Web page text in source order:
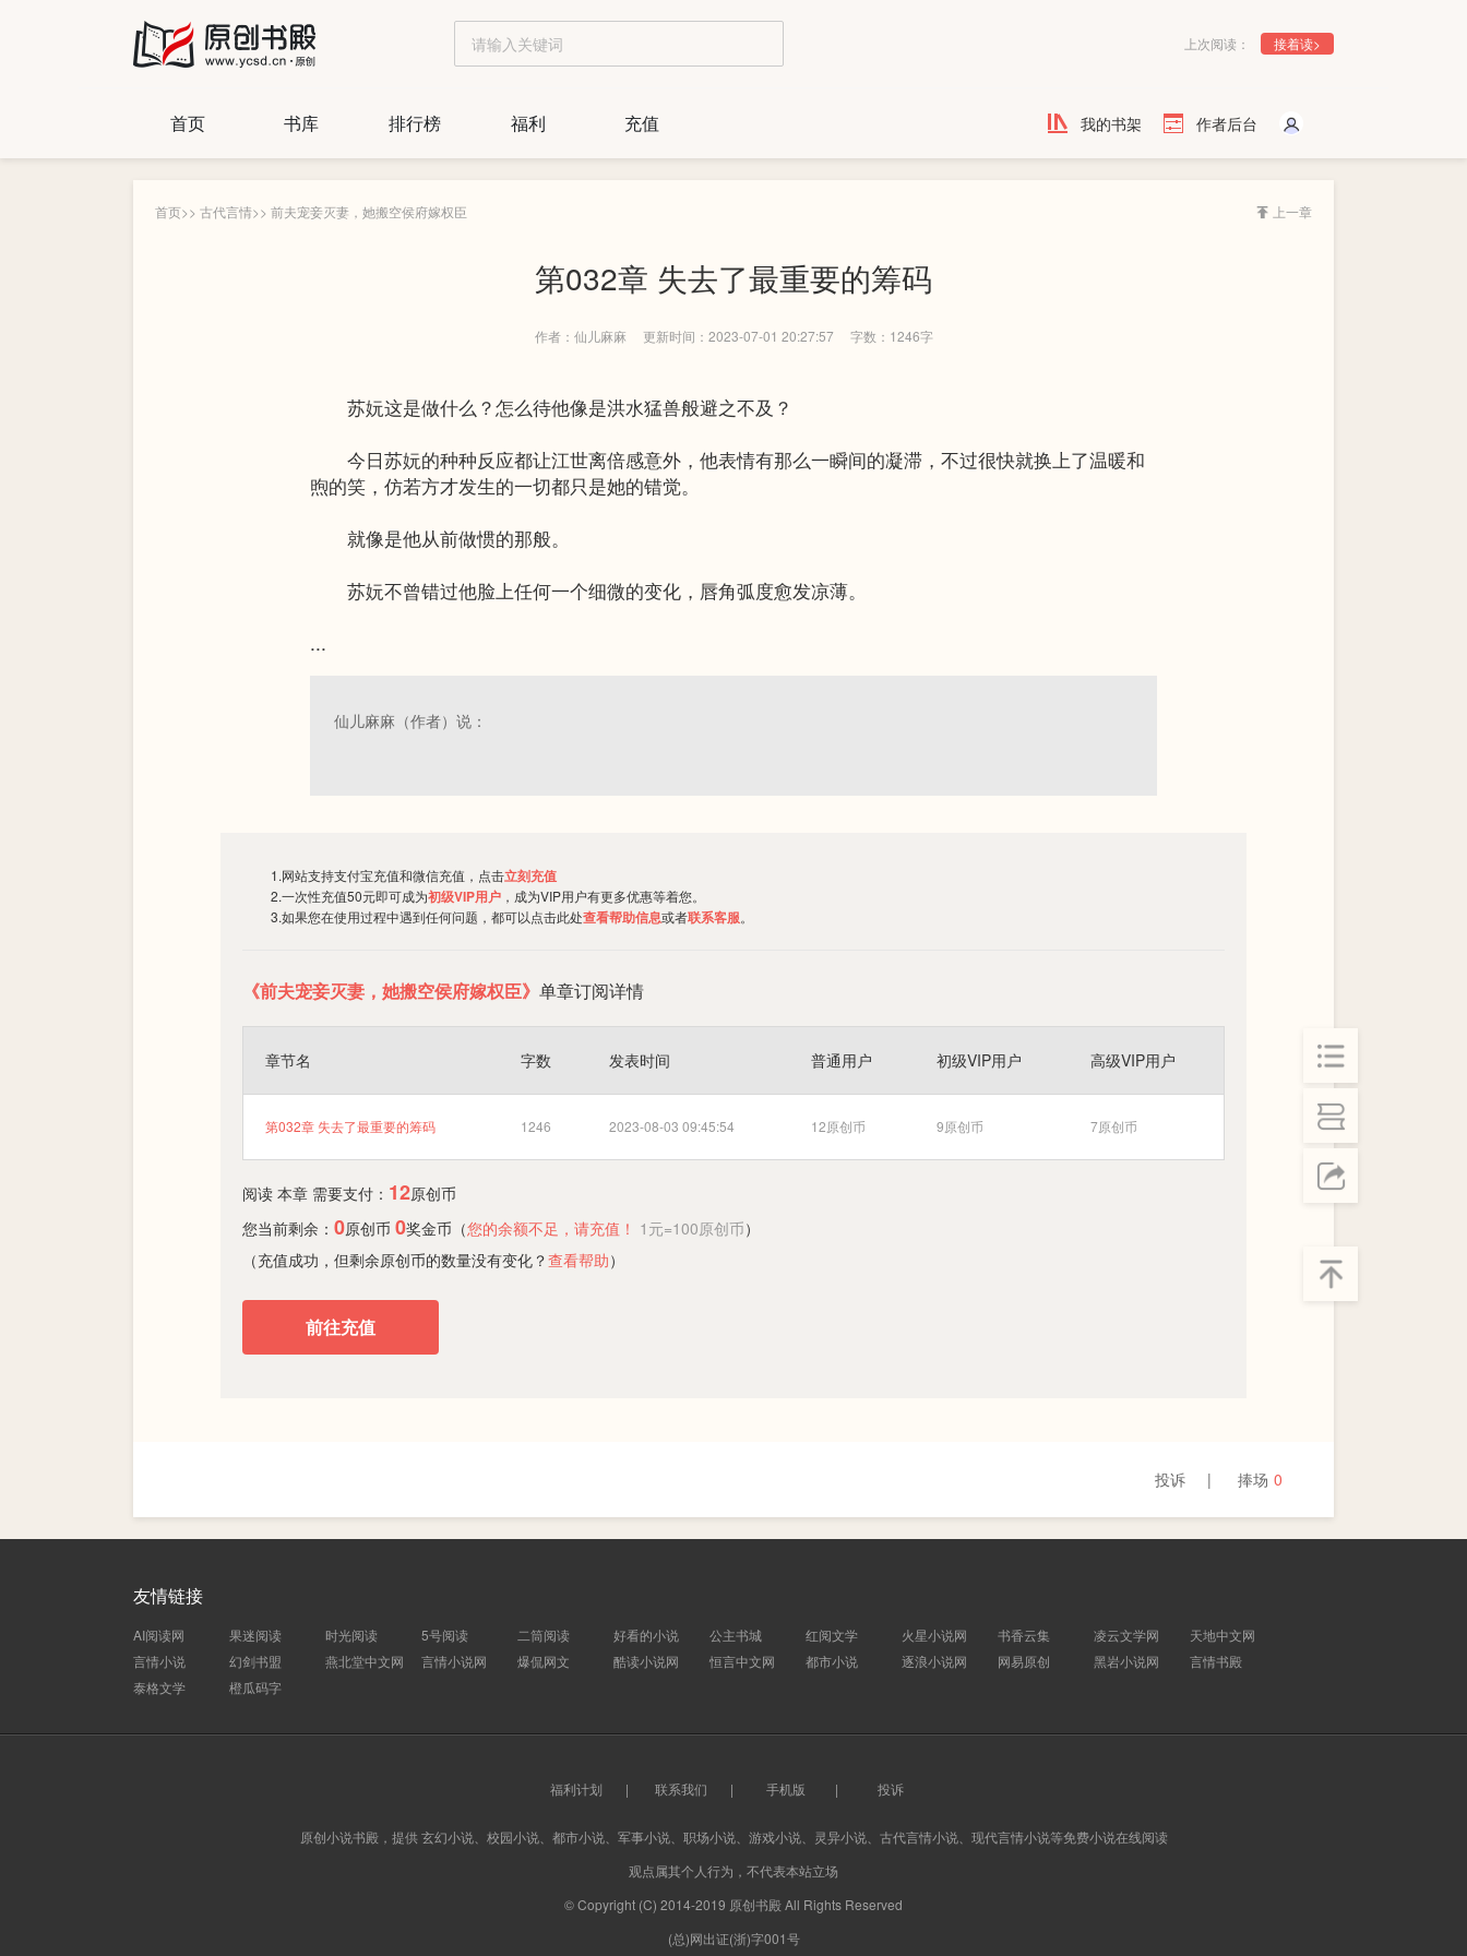
上次阅读： 接着读>
首页 书库 排行榜 福利 充值 我的书架 作者后台
首页>> 古代言情>> 前夫宠妾灭妻，她搬空侯府嫁权臣 上一章
第032章 失去了最重要的筹码
作者：仙儿麻麻 更新时间：2023-07-01 20:27:57 字数：1246字
苏妧这是做什么？怎么待他像是洪水猛兽般避之不及？
今日苏妧的种种反应都让江世离倍感意外，他表情有那么一瞬间的凝滞，不过很快就换上了温暖和
煦的笑，仿若方才发生的一切都只是她的错觉。
就像是他从前做惯的那般。
苏妧不曾错过他脸上任何一个细微的变化，唇角弧度愈发凉薄。
...
仙儿麻麻（作者）说：
1.网站支持支付宝充值和微信充值，点击立刻充值
2.一次性充值50元即可成为初级VIP用户 ，成为VIP用户有更多优惠等着您。
3.如果您在使用过程中遇到任何问题，都可以点击此处查看帮助信息或者联系客服。
《前夫宠妾灭妻，她搬空侯府嫁权臣》 单章订阅详情
章节名 字数 发表时间 普通用户 初级VIP用户 高级VIP用户
第032章 失去了最重要的筹码 1246 2023-08-03 09:45:54 12原创币 9原创币 7原创币
阅读 本章 需要支付： 12原创币
您当前剩余： 0原创币 0奖金币（您的余额不足，请充值！ 1元=100原创币）
（充值成功，但剩余原创币的数量没有变化？查看帮助）
前往充值
投诉 捧场 0
友情链接
AI阅读网 果迷阅读 时光阅读 5号阅读 二筒阅读 好看的小说 公主书城 红阅文学 火星小说网 书香云集 凌云文学网
天地中文网
言情小说
幻剑书盟 燕北堂中文网 言情小说网 爆侃网文 酷读小说网 恒言中文网 都市小说 逐浪小说网 网易原创 黑岩小说网
言情书殿
泰格文学
橙瓜码字
福利计划 | 联系我们 | 手机版 | 投诉
原创小说书殿，提供 玄幻小说、校园小说、都市小说、军事小说、职场小说、游戏小说、灵异小说、古代言情小说、现代言情小说等免费小说在线阅读
观点属其个人行为，不代表本站立场
© Copyright (C) 2014-2019 原创书殿 All Rights Reserved
(总)网出证(浙)字001号